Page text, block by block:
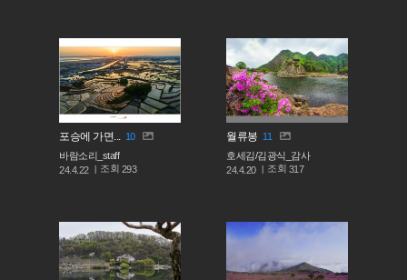
포승에 가면... 10
바람소리_staff
24.4.22
조회 293
월류봉 11
호세김/김광식_감사
24.4.20
조회 317